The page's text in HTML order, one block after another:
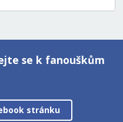
se k fanouškům
stránku